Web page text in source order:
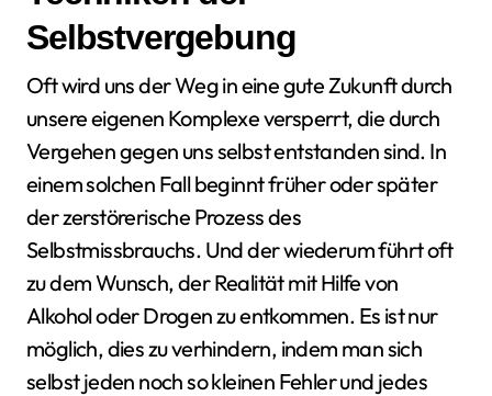
Selbstvergebung
Oft wird uns der Weg in eine gute Zukunft durch
unsere eigenen Komplexe versperrt, die durch
Vergehen gegen uns selbst entstanden sind. In
einem solchen Fall beginnt früher oder später
der zerstörerische Prozess des
Selbstmissbrauchs. Und der wiederum führt oft
zu dem Wunsch, der Realität mit Hilfe von
Alkohol oder Drogen zu entkommen. Es ist nur
möglich, dies zu verhindern, indem man sich
selbst jeden noch so kleinen Fehler und jedes